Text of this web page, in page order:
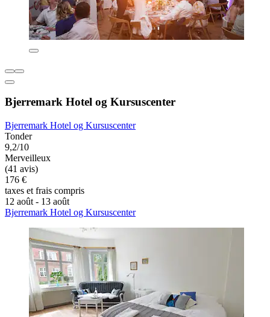
Bjerremark Hotel og Kursuscenter
Bjerremark Hotel og Kursuscenter
Tonder
9,2/10
Merveilleux
(41 avis)
176 €
taxes et frais compris
12 août - 13 août
Bjerremark Hotel og Kursuscenter